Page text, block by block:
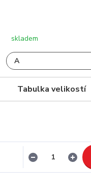
skladem
Tabulka velikostí